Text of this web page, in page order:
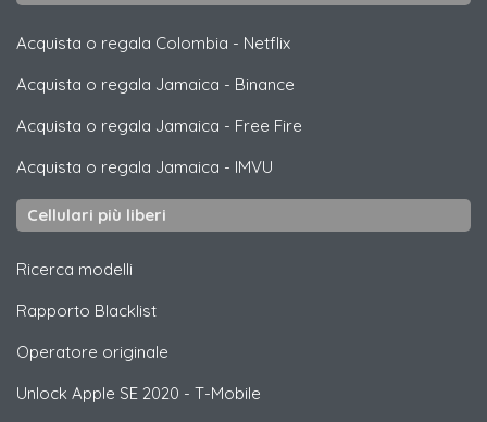
Acquista o regala Colombia - Netflix
Acquista o regala Jamaica - Binance
Acquista o regala Jamaica - Free Fire
Acquista o regala Jamaica - IMVU
Cellulari più liberi
Ricerca modelli
Rapporto Blacklist
Operatore originale
Unlock Apple SE 2020 - T-Mobile